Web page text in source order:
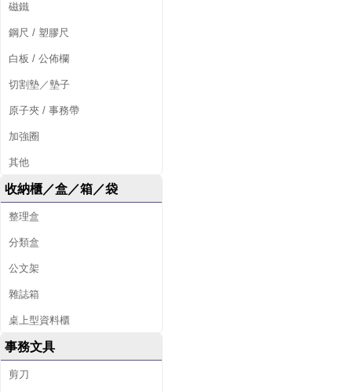
磁鐵
鋼尺 / 塑膠尺
白板 / 公佈欄
切割墊／墊子
原子夾 / 事務帶
加強圈
其他
收納櫃／盒／箱／袋
整理盒
分類盒
公文架
雜誌箱
桌上型資料櫃
事務文具
剪刀